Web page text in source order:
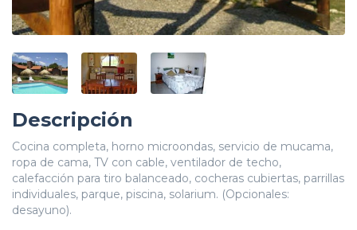
Descripción
Cocina completa, horno microondas, servicio de mucama,
ropa de cama, TV con cable, ventilador de techo,
calefacción para tiro balanceado, cocheras cubiertas, parrillas
individuales, parque, piscina, solarium. (Opcionales:
desayuno).